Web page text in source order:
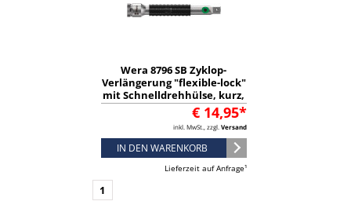
Wera 8796 SB Zyklop-
Verlängerung "flexible-lock"
mit Schnelldrehhülse, kurz,
3/8", 3/8" x 125 mm -
05003591001€ 14,95*
inkl. MwSt., zzgl. Versand
IN DEN WARENKORB
Lieferzeit auf Anfrage¹
1